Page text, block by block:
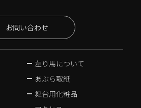
お問い合わせ
左り馬について
あぶら取紙
舞台用化粧品